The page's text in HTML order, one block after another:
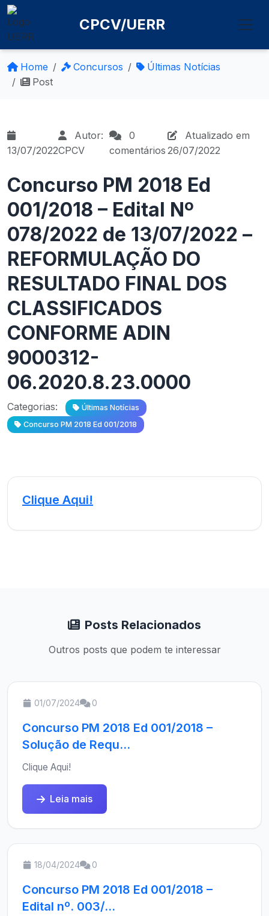
CPCV/UERR
Home Concursos
Últimas Notícias
Post
13/07/2022
Autor:
CPCV
0
comentários
Atualizado em
26/07/2022
Concurso PM 2018 Ed
001/2018 – Edital Nº
078/2022 de 13/07/2022 –
REFORMULAÇÃO DO
RESULTADO FINAL DOS
CLASSIFICADOS
CONFORME ADIN
9000312-
06.2020.8.23.0000
Categorias:
Últimas Notícias
Concurso PM 2018 Ed 001/2018
Clique Aqui!
Posts Relacionados
Outros posts que podem te interessar
01/07/2024 0
Concurso PM 2018 Ed 001/2018 –
Solução de Requ...
Clique Aqui!
Leia mais
18/04/2024 0
Concurso PM 2018 Ed 001/2018 –
Edital nº. 003/...